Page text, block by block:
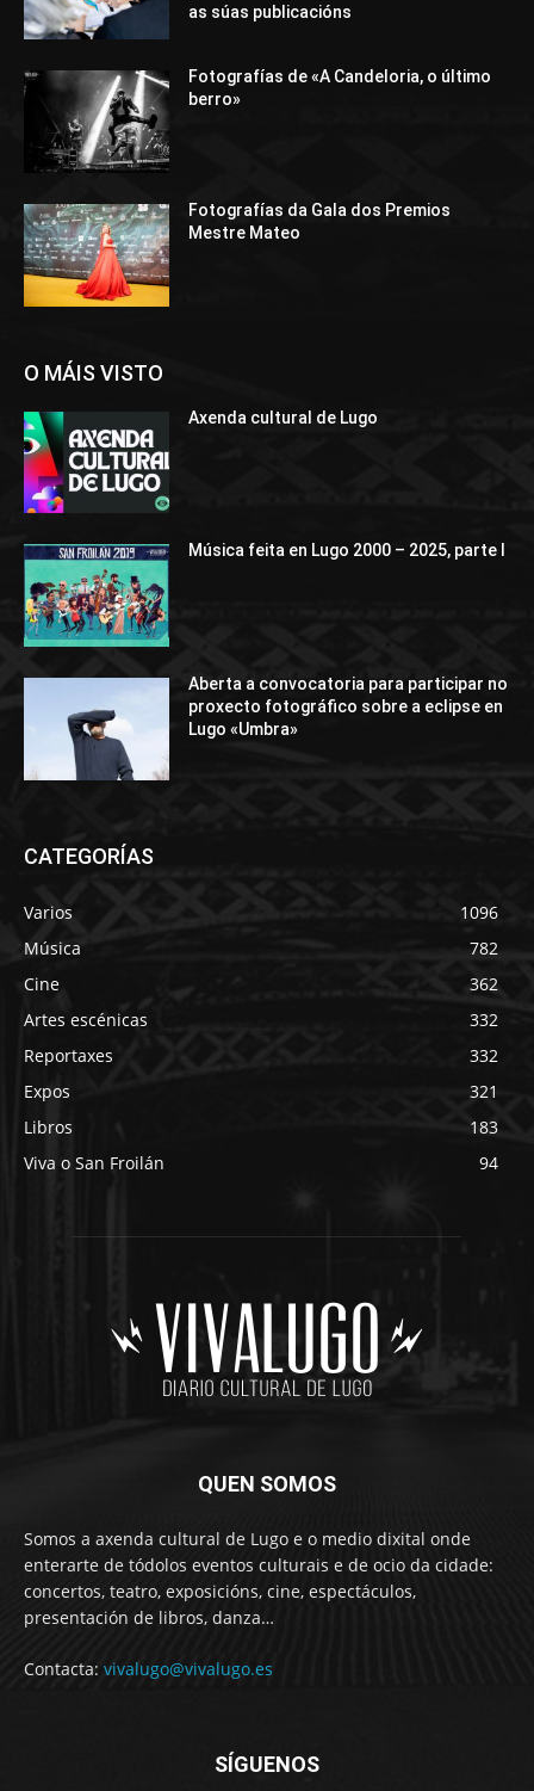
as súas publicacións
Fotografías de «A Candeloria, o último
berro»
Fotografías da Gala dos Premios
Mestre Mateo
O MÁIS VISTO
Axenda cultural de Lugo
Música feita en Lugo 2000 – 2025, parte I
Aberta a convocatoria para participar no
proxecto fotográfico sobre a eclipse en
Lugo «Umbra»
CATEGORÍAS
Varios
1096
Música
782
Cine
362
Artes escénicas
332
Reportaxes
332
Expos
321
Libros
183
Viva o San Froilán
94
QUEN SOMOS
Somos a axenda cultural de Lugo e o medio dixital onde
enterarte de tódolos eventos culturais e de ocio da cidade:
concertos, teatro, exposicións, cine, espectáculos,
presentación de libros, danza…
Contacta: vivalugo@vivalugo.es
SÍGUENOS